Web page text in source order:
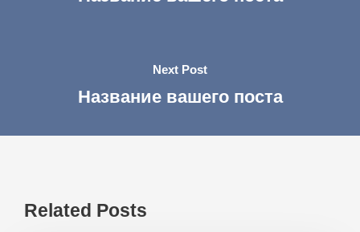
Next Post
Название вашего поста
Related Posts